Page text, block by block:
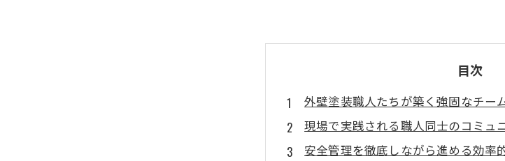
目次
外壁塗装職人たちが築く強固なチー
現場で実践される職人同士のコミュ
安全管理を徹底しながら進める効率